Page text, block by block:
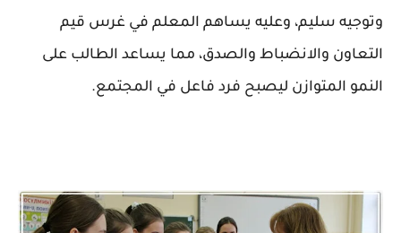
وتوجيه سليم، وعليه يساهم المعلم في غرس قيم
التعاون والانضباط والصدق، مما يساعد الطالب على
النمو المتوازن ليصبح فرد فاعل في المجتمع.